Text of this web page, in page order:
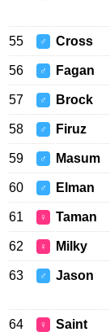
55 ♂ Cross
56 ♂ Fagan
57 ♂ Brock
58 ♂ Firuz
59 ♂ Masum
60 ♂ Elman
61 ♀ Taman
62 ♀ Milky
63 ♂ Jason
64 ♀ Saint